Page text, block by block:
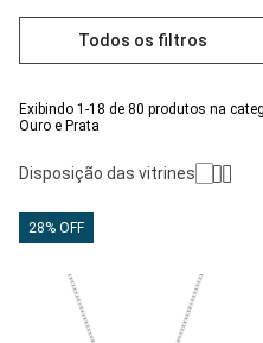
Exibindo 1-18 de 80 produtos na
Ouro e Prata
Todos os filtros
Disposição das vitrines
28% OFF